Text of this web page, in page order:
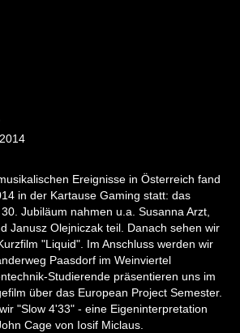
Ereignisse in Österreich fand
in der Kartause Gaming statt: das
Jubiläum nahmen u.a. Susanna Arzt,
Janusz Olejniczak teil. Danach sehen wir
"Liquid". Im Anschluss werden wir
Paasdorf im Weinviertel
Studierende präsentieren uns im
über das European Project Semester.
"Slow 4'33" - eine Eigeninterpretation
Cage von Iosif Miclaus.